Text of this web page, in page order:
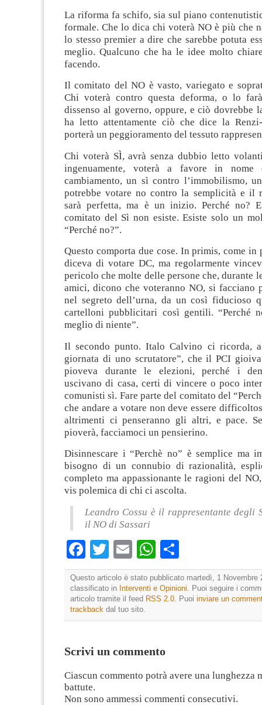
La riforma fa schifo, sia sul piano
formale. Che lo dica chi voterà NO è più che
lo stesso premier a dire che sarebbe potuta
meglio. Qualcuno che ha le idee molto
facendo.
Il comitato del NO è vasto, variegato e
Chi voterà contro questa deforma, o lo
dissenso al governo, oppure, e ciò dovrebbe
ha letto attentamente ciò che dice la
porterà un peggioramento del tessuto
Chi voterà SÌ, avrà senza dubbio letto
ingenuamente, voterà a favore in
cambiamento, un sì contro l’immobilismo,
potrebbe votare no contro la semplicità e il
sarà perfetta, ma è un inizio. Perché no?
comitato del Sì non esiste. Esiste solo un
“Perché no?”.
Questo comporta due cose. In primis, come in
diceva di votare DC, ma regolarmente
pericolo che molte delle persone che, durante
amici, dicono che voteranno NO, si facciano
nel segreto dell’urna, da un così fiducioso
cartelloni pubblicitari così gentili. “Perché
meglio di niente”.
Il secondo punto. Italo Calvino ci ricorda,
giornata di uno scrutatore”, che il PCI
pioveva durante le elezioni, perché i
uscivano di casa, certi di vincere o poco
comunisti sì. Fare parte del comitato del
che andare a votare non deve essere
altrimenti ci penseranno gli altri, e pace.
pioverà, facciamoci un pensierino.
Disinnescare i “Perchè no” è semplice ma
bisogno di un connubio di razionalità,
completo ma appassionante le ragioni del
vis polemica di chi ci ascolta.
Leandro Cossu è il rappresentante degli
il NO di Sassari
Facebook
Twitter
EmailWhatsApp
Questo articolo è stato pubblicato martedì, 1 Novembre
classificato in Interventi e Opinioni . Puoi seguire i
articolo tramite il feed RSS 2.0 . Puoi inviare un
trackback dal tuo sito.
Scrivi un commento
Ciascun commento potrà avere una lunghezza
battute.
Non sono ammessi commenti consecutivi.